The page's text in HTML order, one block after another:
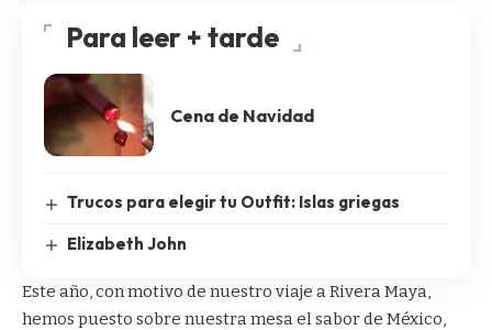
Para leer + tarde
Cena de Navidad
Trucos para elegir tu Outfit: Islas griegas
Elizabeth John
Este año, con motivo de nuestro viaje aRivera Maya,
hemos puesto sobre nuestra mesa el sabor de México,